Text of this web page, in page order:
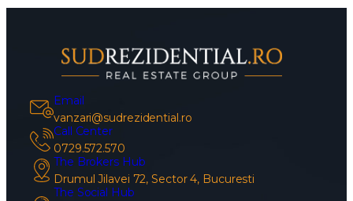
Email
vanzari@sudrezidential.ro
Call Center
0729.572.570
The Brokers Hub
Drumul Jilavei 72, Sector 4, Bucuresti
The Social Hub